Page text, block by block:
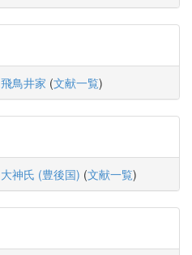
飛鳥井家 (文献一覧)
大神氏 (豊後国) (文献一覧)